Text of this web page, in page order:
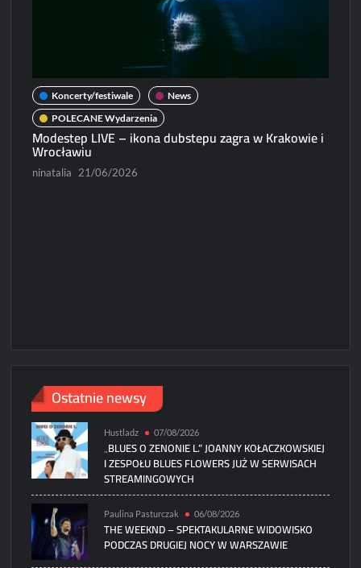
Koncerty/festiwale
News
POLECANE Wydarzenia
Modestep LIVE – ikona dubstepu zagra w Krakowie i
Wrocławiu
ninatalia 21/06/2026
Ostatnie newsy
Hustladz 07/08/2026
„BLUES O ZENONIE L.” JOANNY KOŁACZKOWSKIEJ
I ZESPOŁU BLUES FLOWERS JUŻ W SERWISACH
STREAMINGOWYCH
Paulina Pasturczak 06/08/2026
THE WEEKND – SPEKTAKULARNE WIDOWISKO
PODCZAS DRUGIEJ NOCY W WARSZAWIE